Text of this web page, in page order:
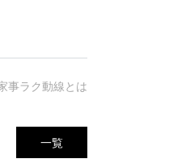
事ラク動線とは
一覧